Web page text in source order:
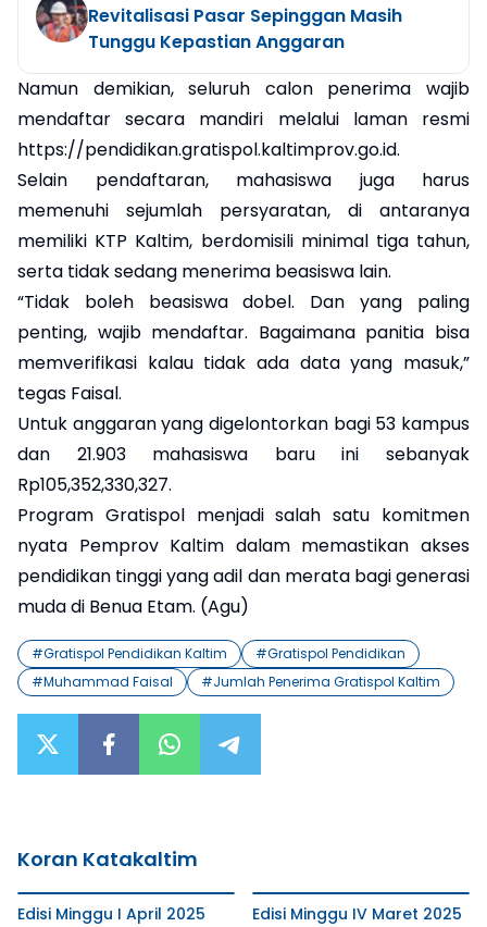
Revitalisasi Pasar Sepinggan Masih
Tunggu Kepastian Anggaran
Namun demikian, seluruh calon penerima wajib
mendaftar secara mandiri melalui laman resmi
https://pendidikan.gratispol.kaltimprov.go.id.
Selain pendaftaran, mahasiswa juga harus
memenuhi sejumlah persyaratan, di antaranya
memiliki KTP Kaltim, berdomisili minimal tiga tahun,
serta tidak sedang menerima beasiswa lain.
“Tidak boleh beasiswa dobel. Dan yang paling
penting, wajib mendaftar. Bagaimana panitia bisa
memverifikasi kalau tidak ada data yang masuk,”
tegas Faisal.
Untuk anggaran yang digelontorkan bagi 53 kampus
dan 21.903 mahasiswa baru ini sebanyak
Rp105,352,330,327.
Program Gratispol menjadi salah satu komitmen
nyata Pemprov Kaltim dalam memastikan akses
pendidikan tinggi yang adil dan merata bagi generasi
muda di Benua Etam. (Agu)
#Gratispol Pendidikan Kaltim #Gratispol Pendidikan
#Muhammad Faisal #Jumlah Penerima Gratispol Kaltim
Koran Katakaltim
Edisi Minggu I April 2025 Edisi Minggu IV Maret 2025